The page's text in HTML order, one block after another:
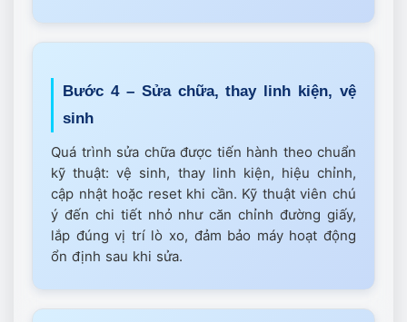
Bước 4 – Sửa chữa, thay linh kiện, vệ
sinh
Quá trình sửa chữa được tiến hành theo chuẩn
kỹ thuật: vệ sinh, thay linh kiện, hiệu chỉnh,
cập nhật hoặc reset khi cần. Kỹ thuật viên chú
ý đến chi tiết nhỏ như căn chỉnh đường giấy,
lắp đúng vị trí lò xo, đảm bảo máy hoạt động
ổn định sau khi sửa.